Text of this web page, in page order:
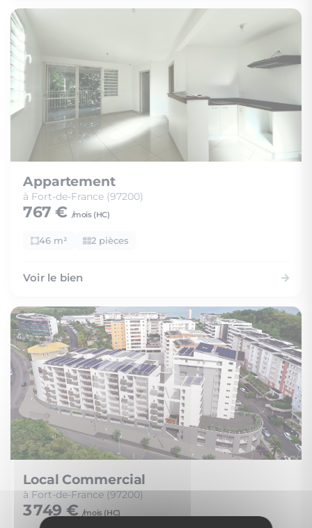
Appartement
à Fort-de-France (97200)
767 € /mois (HC)
46 m² 2 pièces
Voir le bien
Local Commercial
à Fort-de-France (97200)
3 749 € /mois (HC)